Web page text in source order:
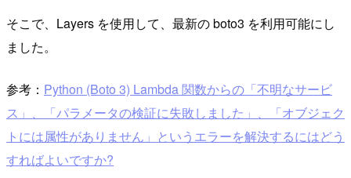
そこで、Layers を使用して、最新の boto3 を利用可能にし
ました。
参考： Python (Boto 3) Lambda 関数からの「不明なサービ
ス」、「パラメータの検証に失敗しました」、「オブジェク
トには属性がありません」というエラーを解決するにはどう
すればよいですか?